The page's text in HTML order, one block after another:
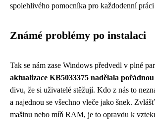
spolehlivého pomocníka pro každodenní
Známé problémy po instalaci
Tak se nám zase Windows předvedl v plné
aktualizace KB5033375 nadělala pořádnou
divu, že si uživatelé stěžují. Kdo z nás to
a najednou se všechno vleče jako šnek.
mašinu nebo míň RAM, je to opravdu k